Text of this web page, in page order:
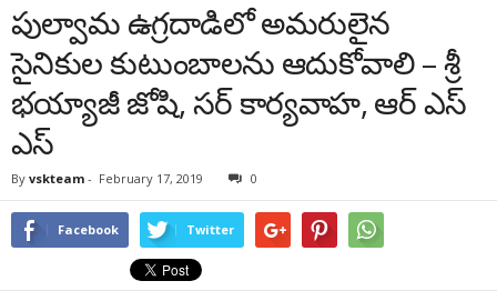
పుల్వామ ఉగ్రదాడిలో అమరులైన
సైనికుల కుటుంబాలను ఆదుకోవాలి – శ్రీ
భయ్యాజీ జోషి, సర్ కార్యవాహ, ఆర్ ఎస్
ఎస్
By vskteam - February 17, 2019 0
Facebook Twitter